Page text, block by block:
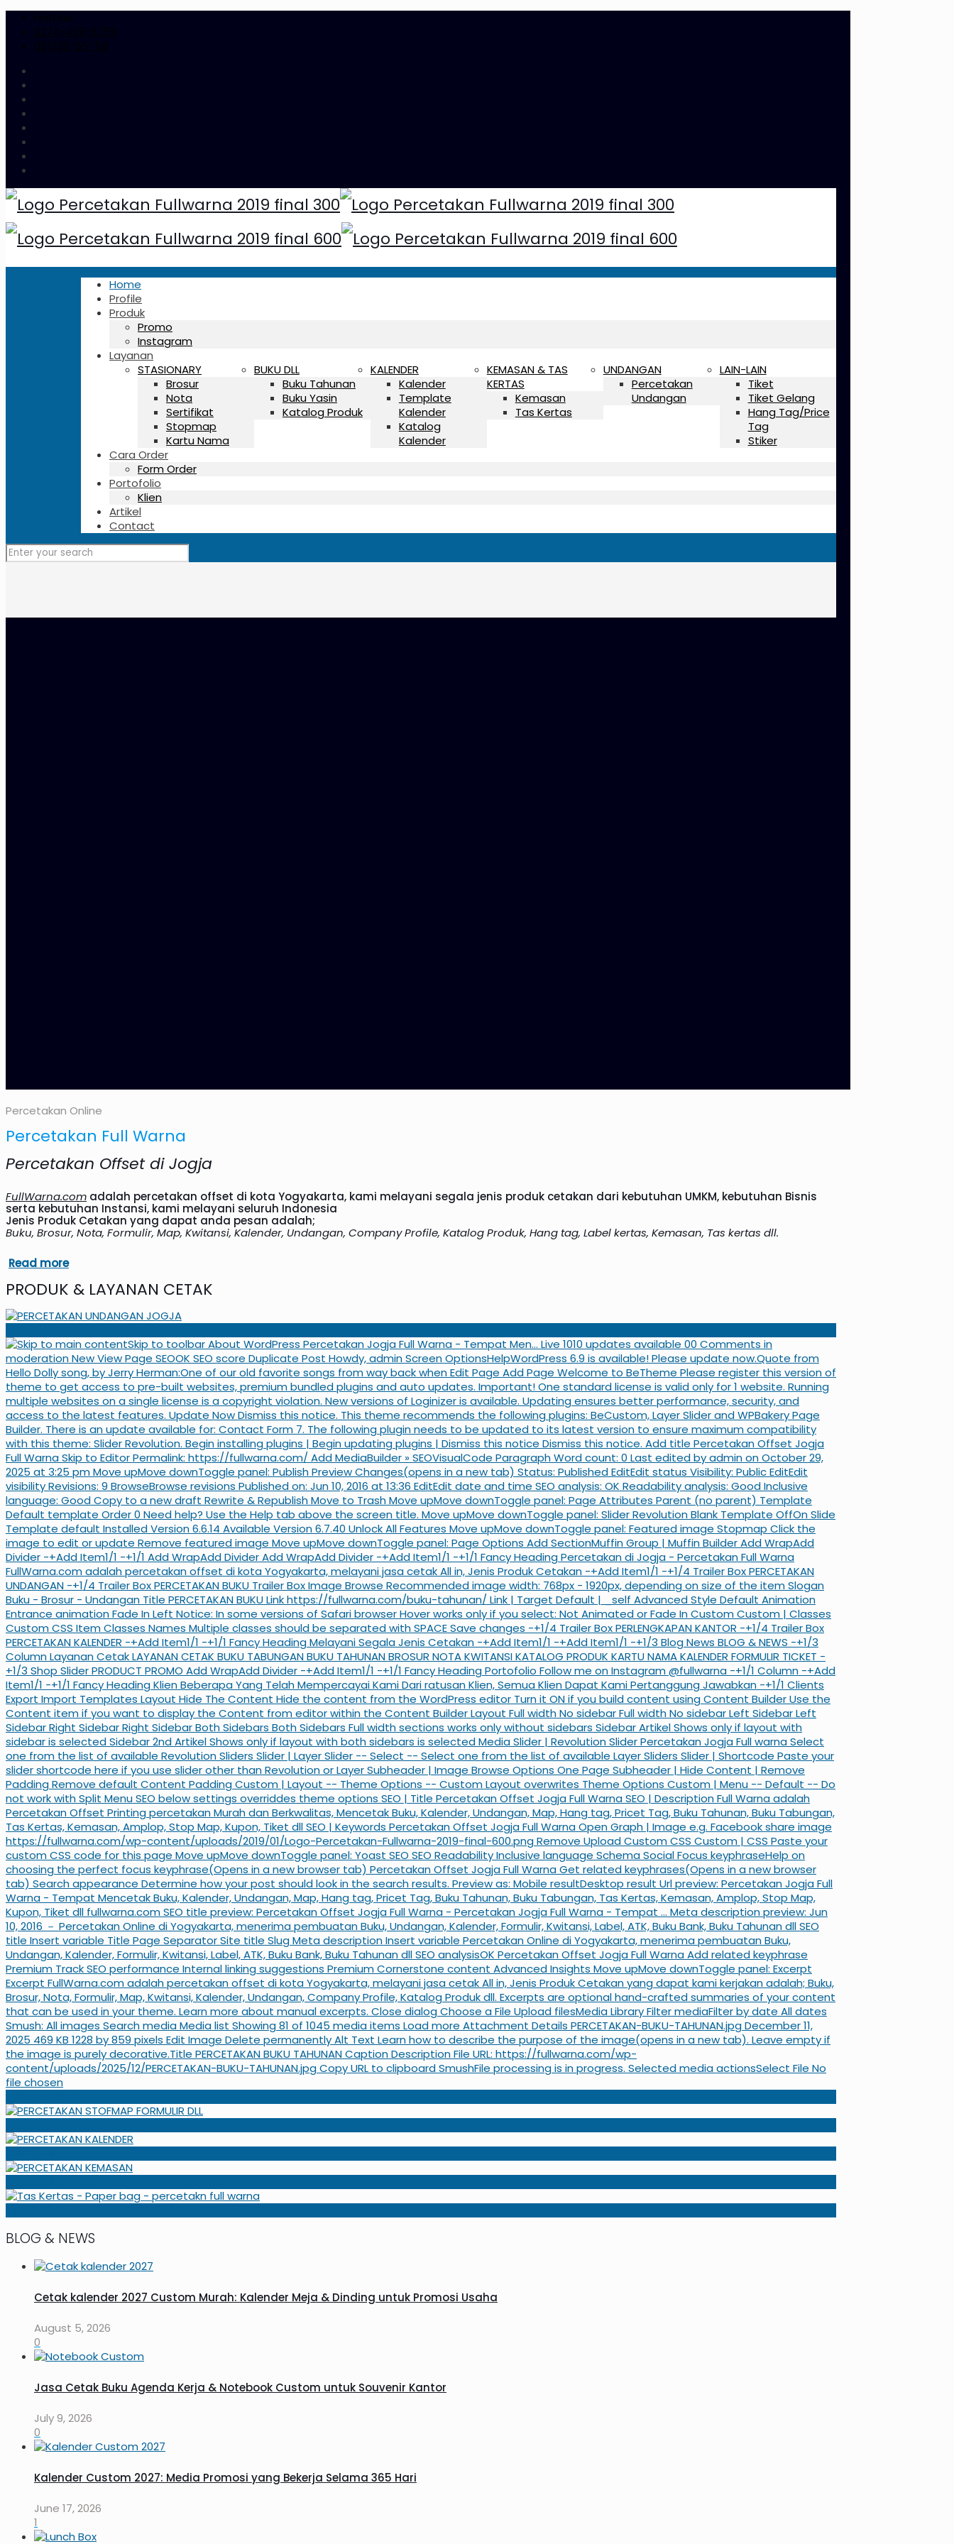
HotLine:
0274-439-6759
081326765758
Home
Profile
Produk
Promo
Instagram
Layanan
STASIONARY
Brosur
Nota
Sertifikat
Stopmap
Kartu Nama
BUKU DLL
Buku Tahunan
Buku Yasin
Katalog Produk
KALENDER
Kalender
Template
Kalender
Katalog
Kalender
KEMASAN & TAS
KERTAS
Kemasan
Tas Kertas
UNDANGAN
Percetakan
Undangan
LAIN-LAIN
Tiket
Tiket Gelang
Hang Tag/Price
Tag
Stiker
Cara Order
Form Order
Portofolio
Klien
Artikel
Contact
Percetakan Online
Percetakan Full Warna
Percetakan Offset di Jogja
FullWarna.com adalah percetakan offset di kota Yogyakarta, kami melayani segala jenis produk cetakan dari kebutuhan UMKM, kebutuhan Bisnis
serta kebutuhan Instansi, kami melayani seluruh Indonesia
Jenis Produk Cetakan yang dapat anda pesan adalah;
Buku, Brosur, Nota, Formulir, Map, Kwitansi, Kalender, Undangan, Company Profile, Katalog Produk, Hang tag, Label kertas, Kemasan, Tas kertas dll.
Read more
PRODUK & LAYANAN CETAK
BLOG & NEWS
Cetak kalender 2027 Custom Murah: Kalender Meja & Dinding untuk Promosi Usaha
August 5, 2026
0
Jasa Cetak Buku Agenda Kerja & Notebook Custom untuk Souvenir Kantor
July 9, 2026
0
Kalender Custom 2027: Media Promosi yang Bekerja Selama 365 Hari
June 17, 2026
1